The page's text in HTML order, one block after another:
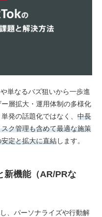
単なるバズ狙いから一歩進
層拡大・運用体制の多様化
発の話題化ではなく、 中長
ク管理も含めて最適な施策
定と拡大に直結します。
新機能（AR/PRな
、パーソナライズや行動解